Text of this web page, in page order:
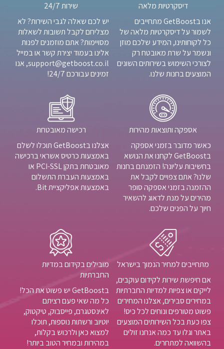
דיסקרטיות מלאה
אנו בGetBoost מתחייבים
לשמור על דיסקרטיות מלאה של
כל לקוחותינו, המידע שלכם מוזן
ונשמר על שרת מאובטח רק
לצורכי השימוש בשירותים השונים
המוצעים בחנות שלנו.
שירות 24/7
יש לכם שאלה לגבי השירות? לא
מצליחם לקבל תשובות לשאלות
מסויימות? אתם מוזמנים לפנות
אלינו בעמוד יצירת קשר או במייל
support@getboost.co.il, אנו
זמינים עבורכם 24/7!
אספקה ותוצאות מהירות
כאשר מדובר בזמני אספקה
בGetBoost לקחנו את הנושא
בחשיבות עליונה! הזמנתם בחנות
שלנו? אתם צפויים לקבל את
ההזמנה בזמני אספקה סופר
מהירים על מנת לדאוג להשאיר
חיוך על הפנים שלכם.
רכישה מאובטחת
אצלנו בGetBoost תוכלו לשלם
באמצעות כרטיס אשראי ברכישה
מאובטחת בתקן PCI-SSL או
באמצעות העברת התשלום
באמצעות אפליקציית Bit.
מתחייבים למחיר הנמוך בישראל
אם חיפשת שירות לקידום עוקבים,
לייקים או צפיות למדיות החברתיות
במחירים סבירים, אצלנו המחירים
פשוט מטורפים ונוחים לכל כיס!
צפו כעת בכל השירותים המוצעים
באתר וגלו עד כמה אנחנו זולים
בהשוואה למתחרים.
מובילים בקידום במדיות
החברתיות
בGetBoost יש פשוט את הכל!
כל מה שאי פעם רציתם
לאינסטגרם, פייסבוק, טיקטוק,
יוטיוב ורשתות נוספות, תוכלו
למצוא כאן ולרכוש בקלות,
במהירות ובמחיר הטוב ביותר!